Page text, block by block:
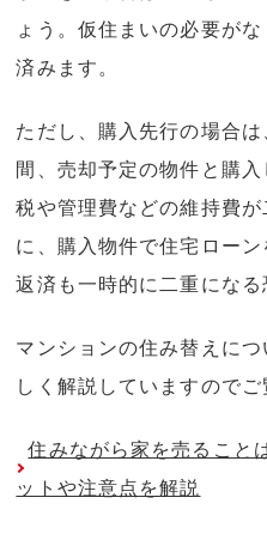
ょう。仮住まいの必要が
済みます。
ただし、購入先行の場合
間、売却予定の物件と購
税や管理費などの維持費
に、購入物件で住宅ロー
返済も一時的に二重になる
マンションの住み替えに
しく解説していますのでご
住みながら家を売ること
ットや注意点を解説